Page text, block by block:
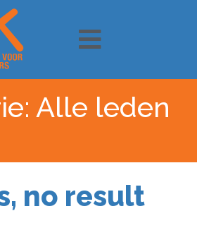
Alle leden
no result